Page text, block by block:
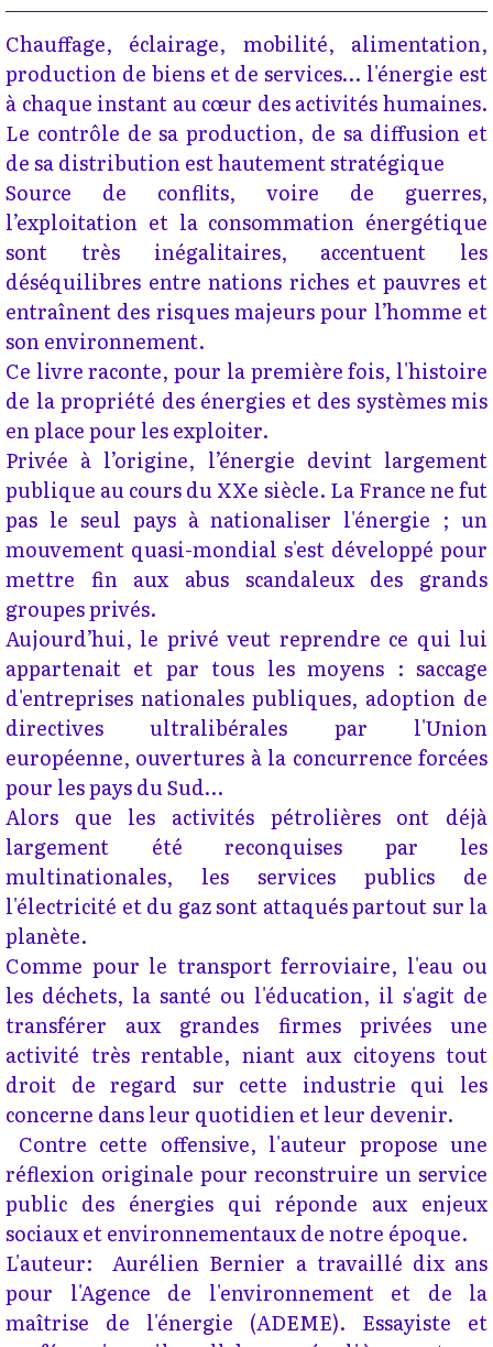
Chauffage, éclairage, mobilité, alimentation,
production de biens et de services… l'énergie est
à chaque instant au cœur des activités humaines.
Le contrôle de sa production, de sa diffusion et
de sa distribution est hautement stratégique
Source de conflits, voire de guerres,
l’exploitation et la consommation énergétique
sont très inégalitaires, accentuent les
déséquilibres entre nations riches et pauvres et
entraînent des risques majeurs pour l’homme et
son environnement.
Ce livre raconte, pour la première fois, l'histoire
de la propriété des énergies et des systèmes mis
en place pour les exploiter.
Privée à l’origine, l’énergie devint largement
publique au cours du XXe siècle. La France ne fut
pas le seul pays à nationaliser l'énergie ; un
mouvement quasi-mondial s'est développé pour
mettre fin aux abus scandaleux des grands
groupes privés.
Aujourd’hui, le privé veut reprendre ce qui lui
appartenait et par tous les moyens : saccage
d'entreprises nationales publiques, adoption de
directives ultralibérales par l'Union
européenne, ouvertures à la concurrence forcées
pour les pays du Sud…
Alors que les activités pétrolières ont déjà
largement été reconquises par les
multinationales, les services publics de
l'électricité et du gaz sont attaqués partout sur la
planète.
Comme pour le transport ferroviaire, l'eau ou
les déchets, la santé ou l'éducation, il s'agit de
transférer aux grandes firmes privées une
activité très rentable, niant aux citoyens tout
droit de regard sur cette industrie qui les
concerne dans leur quotidien et leur devenir.
Contre cette offensive, l'auteur propose une
réflexion originale pour reconstruire un service
public des énergies qui réponde aux enjeux
sociaux et environnementaux de notre époque.
L'auteur: Aurélien Bernier a travaillé dix ans
pour l'Agence de l'environnement et de la
maîtrise de l'énergie (ADEME). Essayiste et